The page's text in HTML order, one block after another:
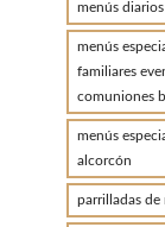
menús
menús
familiares
comuniones
menús
alcorcón
parrilladas de